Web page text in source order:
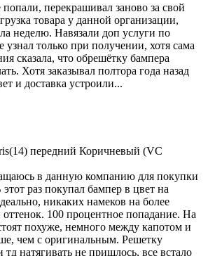
перекрашивал заново за свой
товара у данной организации,
неделю. Навязали доп услуги по
узнал только при получении, хотя сама
сказала, что обрешётку бампера
Хотя заказывал полтора года назад
и доставка устроили...
передний Коричневый (VC
в данную компанию для покупки
раз покупал бампер в цвет на
никаких намеков на более
100 процентное попадание. На
похуже, немного между капотом и
чем с оригинальным. Решетку
тд натягивать не пришлось, все встало